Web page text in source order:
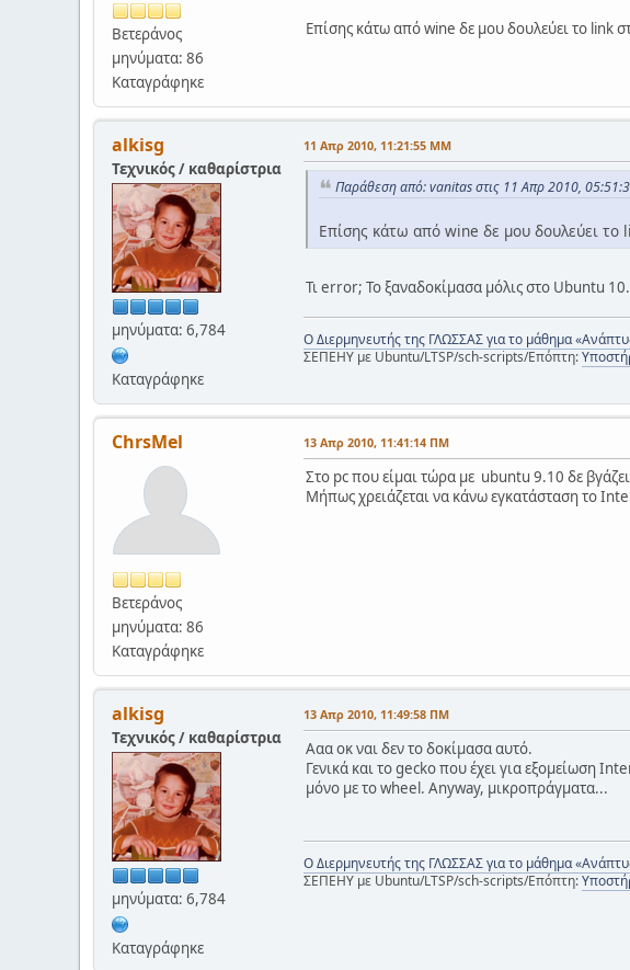
Βετεράνος
μηνύματα: 86
Καταγράφηκε
Επίσης κάτω από wine δε μου δουλεύει το link
alkisg
Τεχνικός / καθαρίστρια
μηνύματα: 6,784
Καταγράφηκε
11 Απρ 2010, 11:21:55 ΜΜ
Παράθεση από: vanitas στις 11 Απρ 2010,
Επίσης κάτω από wine δε μου δουλεύει το
Τι error; Το ξαναδοκίμασα μόλις στο Ubuntu
Ο Διερμηνευτής της ΓΛΩΣΣΑΣ για το μάθημα
ΣΕΠΕΗΥ με Ubuntu/LTSP/sch-scripts/Επόπτη:
ChrsMel
Βετεράνος
μηνύματα: 86
Καταγράφηκε
13 Απρ 2010, 11:41:14 ΠΜ
Στο pc που είμαι τώρα με ubuntu 9.10 δε
Μήπως χρειάζεται να κάνω εγκατάσταση το
alkisg
Τεχνικός / καθαρίστρια
μηνύματα: 6,784
Καταγράφηκε
13 Απρ 2010, 11:49:58 ΠΜ
Ααα οκ ναι δεν το δοκίμασα αυτό.
Γενικά και το gecko που έχει για εξομείωση
μόνο με το wheel. Anyway, μικροπράγματα...
Ο Διερμηνευτής της ΓΛΩΣΣΑΣ για το μάθημα
ΣΕΠΕΗΥ με Ubuntu/LTSP/sch-scripts/Επόπτη: